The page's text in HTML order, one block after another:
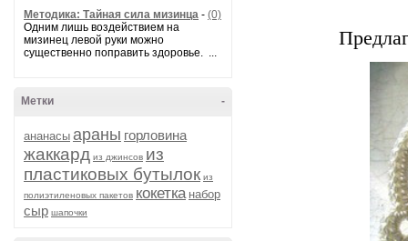
Методика: Тайная сила мизинца - (0)
Одним лишь воздействием на
мизинец левой руки можно
существенно поправить здоровье. ...
-
Метки
ананасы араны горловина
жаккард из джинсов из
пластиковых бутылок из
полиэтиленовых пакетов кокетка набор
сыр шапочки